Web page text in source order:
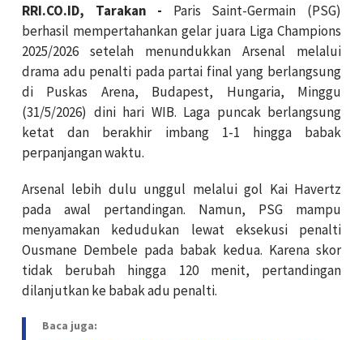
RRI.CO.ID, Tarakan - Paris Saint-Germain (PSG)
berhasil mempertahankan gelar juara Liga Champions
2025/2026 setelah menundukkan Arsenal melalui
drama adu penalti pada partai final yang berlangsung
di Puskas Arena, Budapest, Hungaria, Minggu
(31/5/2026) dini hari WIB. Laga puncak berlangsung
ketat dan berakhir imbang 1-1 hingga babak
perpanjangan waktu.
Arsenal lebih dulu unggul melalui gol Kai Havertz
pada awal pertandingan. Namun, PSG mampu
menyamakan kedudukan lewat eksekusi penalti
Ousmane Dembele pada babak kedua. Karena skor
tidak berubah hingga 120 menit, pertandingan
dilanjutkan ke babak adu penalti.
Baca juga: